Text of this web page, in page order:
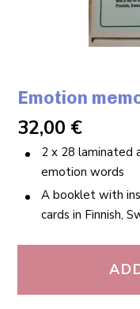
Emotion
32,00 €
2 x 28 laminated
emotion words
A booklet with
cards in Finnish,